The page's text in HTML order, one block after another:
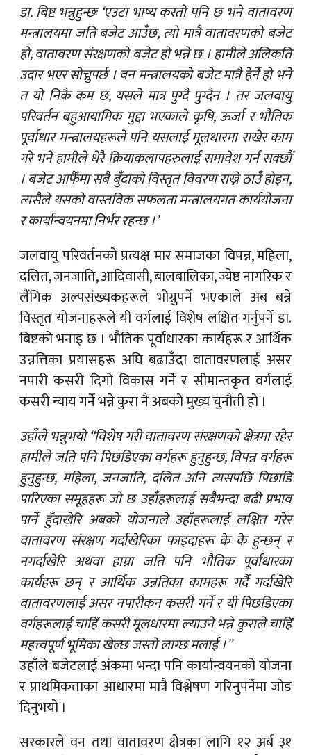
डा. बिष्ट भन्नुहुन्छः ‘एउटा भाष्य कस्तो पनि छ भने वातावरण
मन्त्रालयमा जति बजेट आउँछ, त्यो मात्रै वातावरणको बजेट
हो, वातावरण संरक्षणको बजेट हो भन्ने छ । हामीले अलिकति
उदार भएर सोच्नुपर्छ । वन मन्त्रालयको बजेट मात्रै हेर्ने हो भने
त यो निकै कम छ, यसले मात्र पुग्दै पुग्दैन । तर जलवायु
परिवर्तन बहुआयामिक मुद्दा भएकाले कृषि, ऊर्जा र भौतिक
पूर्वाधार मन्त्रालयहरूले पनि यसलाई मूलधारमा राखेर काम
गरे भने हामीले धेरै क्रियाकलापहरुलाई समावेश गर्न सक्छौँ
। बजेट आफैँमा सबै बुँदाको विस्तृत विवरण राख्ने ठाउँ होइन,
त्यसैले यसको वास्तविक सफलता मन्त्रालयगत कार्ययोजना
र कार्यान्वयनमा निर्भर रहन्छ ।’
जलवायु परिवर्तनको प्रत्यक्ष मार समाजका विपन्न, महिला,
दलित, जनजाति, आदिवासी, बालबालिका, ज्येष्ठ नागरिक र
लैंगिक अल्पसंख्यकहरूले भोग्नुपर्ने भएकाले अब बन्ने
विस्तृत योजनाहरूले यी वर्गलाई विशेष लक्षित गर्नुपर्ने डा.
बिष्टको भनाइ छ । भौतिक पूर्वाधारका कार्यहरू र आर्थिक
उन्नत्तिका प्रयासहरू अघि बढाउँदा वातावरणलाई असर
नपारी कसरी दिगो विकास गर्ने र सीमान्तकृत वर्गलाई
कसरी न्याय गर्ने भन्ने कुरा नै अबको मुख्य चुनौती हो ।
उहाँले भन्नुभयो “विशेष गरी वातावरण संरक्षणको क्षेत्रमा रहेर
हामीले जति पनि पिछडिएका वर्गहरू हुनुहुन्छ, विपन्न वर्गहरू
हुनुहुन्छ, महिला, जनजाति, दलित अनि त्यसपछि पिछाडि
पारिएका समूहहरू जो छ उहाँहरूलाई सबैभन्दा बढी प्रभाव
पार्ने हुँदाखेरि अबको योजनाले उहाँहरूलाई लक्षित गरेर
वातावरण संरक्षण गर्दाखेरिका फाइदाहरू के के हुन्छन् र
नगर्दाखेरि अथवा हाम्रा जति पनि भौतिक पूर्वाधारका
कार्यहरू छन् र आर्थिक उन्नतिका कामहरू गर्दै गर्दाखेरि
वातावरणलाई असर नपारीकन कसरी गर्ने र यी पिछडिएका
वर्गहरूलाई चाहिँ कसरी मूलधारमा ल्याउने भन्ने कुराले चाहिँ
महत्त्वपूर्ण भूमिका खेल्छ जस्तो लाग्छ मलाई ।”
उहाँले बजेटलाई अंकमा भन्दा पनि कार्यान्वयनको योजना
र प्राथमिकताका आधारमा मात्रै विश्लेषण गरिनुपर्नेमा जोड
दिनुभयो ।
सरकारले वन तथा वातावरण क्षेत्रका लागि १२ अर्ब ३१